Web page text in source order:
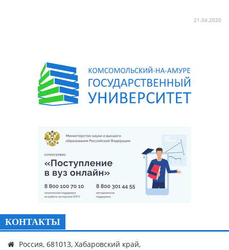
21.04.2020
КОНТАКТЫ
Россия, 681013, Хабаровский край,